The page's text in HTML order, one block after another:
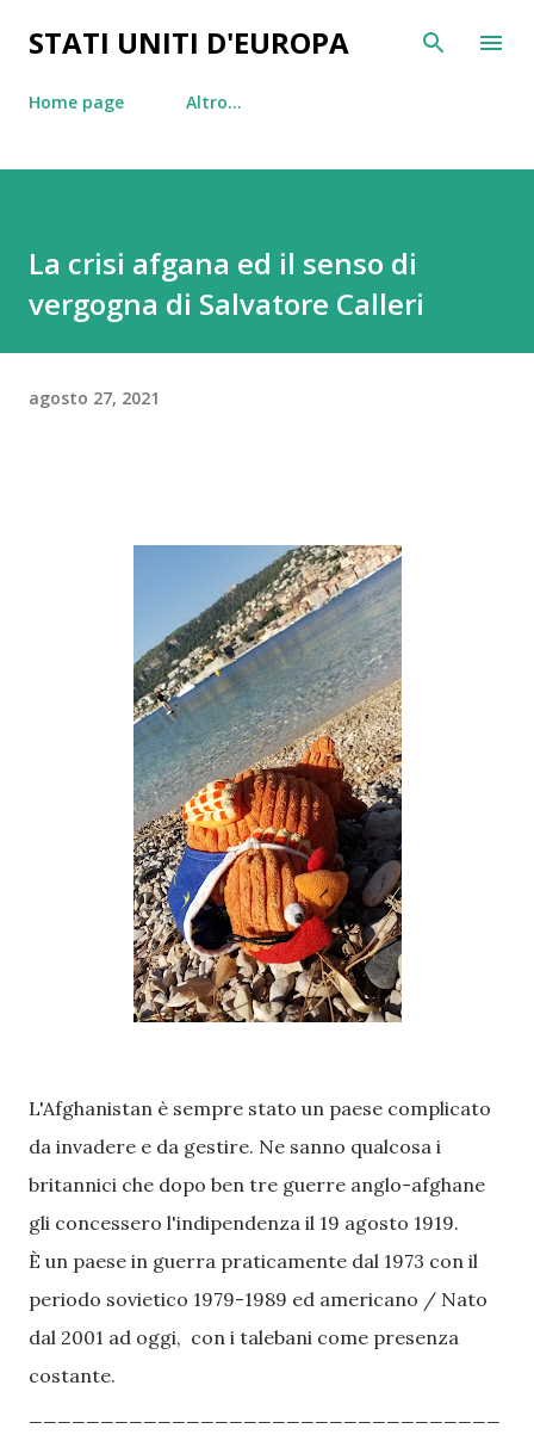
Passa ai contenuti principali
STATI UNITI D'EUROPA
Home page Altro…
La crisi afgana ed il senso di
vergogna di Salvatore Calleri
agosto 27, 2021
L'Afghanistan è sempre stato un paese complicato
da invadere e da gestire. Ne sanno qualcosa i
britannici che dopo ben tre guerre anglo-afghane
gli concessero l'indipendenza il 19 agosto 1919.
È un paese in guerra praticamente dal 1973 con il
periodo sovietico 1979-1989 ed americano / Nato
dal 2001 ad oggi, con i talebani come presenza
costante.